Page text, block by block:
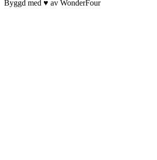
Byggd med ♥ av WonderFour